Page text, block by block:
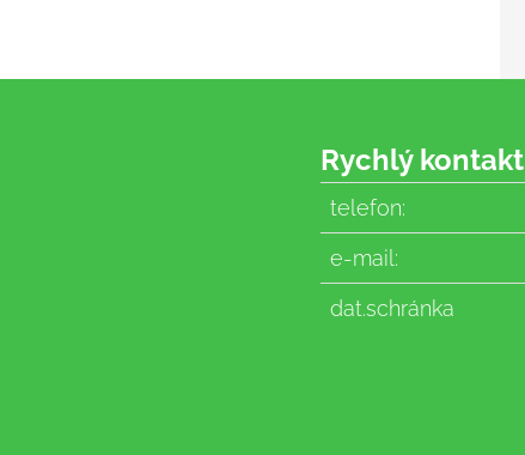
Rychlý kontakt
telefon:
e-mail:
dat.schránka